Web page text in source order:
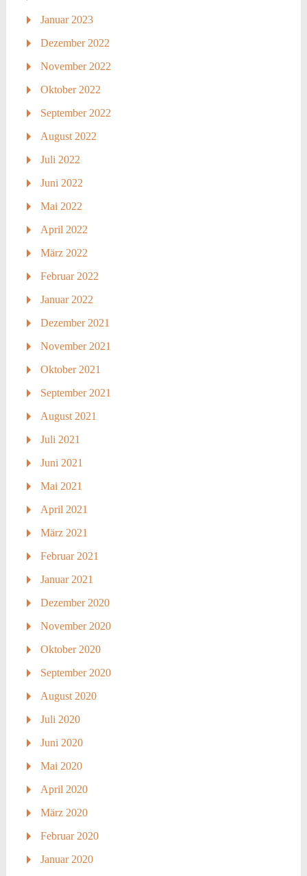
Januar 2023
Dezember 2022
November 2022
Oktober 2022
September 2022
August 2022
Juli 2022
Juni 2022
Mai 2022
April 2022
März 2022
Februar 2022
Januar 2022
Dezember 2021
November 2021
Oktober 2021
September 2021
August 2021
Juli 2021
Juni 2021
Mai 2021
April 2021
März 2021
Februar 2021
Januar 2021
Dezember 2020
November 2020
Oktober 2020
September 2020
August 2020
Juli 2020
Juni 2020
Mai 2020
April 2020
März 2020
Februar 2020
Januar 2020